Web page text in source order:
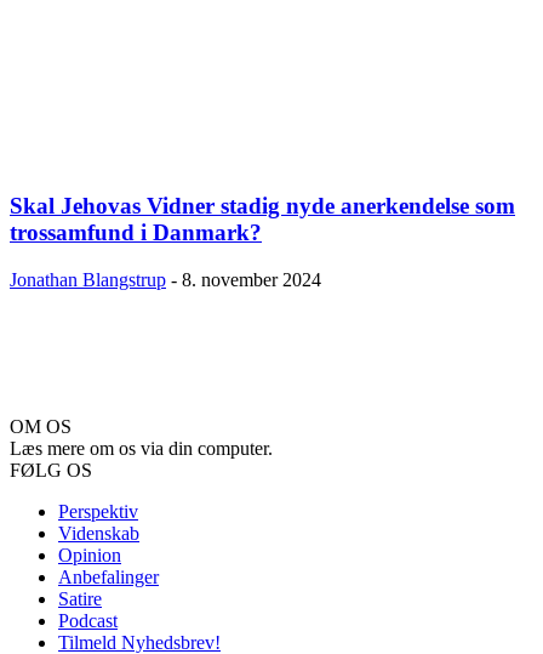
Skal Jehovas Vidner stadig nyde anerkendelse som
trossamfund i Danmark?
Jonathan Blangstrup - 8. november 2024
OM OS
Læs mere om os via din computer.
FØLG OS
Perspektiv
Videnskab
Opinion
Anbefalinger
Satire
Podcast
Tilmeld Nyhedsbrev!